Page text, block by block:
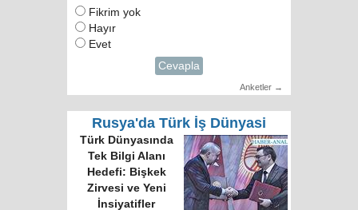
Fikrim yok
Hayır
Evet
Cevapla
Anketler →
Rusya'da Türk İş Dünyasi
Türk Dünyasında
Tek Bilgi Alanı
Hedefi: Bişkek
Zirvesi ve Yeni
İnsiyatifler